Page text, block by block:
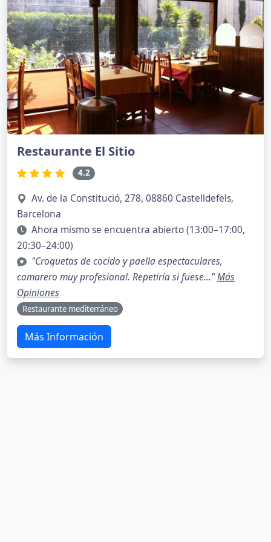
Restaurante El Sitio
4.2
Av. de la Constitució, 278, 08860 Castelldefels,
Barcelona
Ahora mismo se encuentra abierto (13:00–17:00,
20:30–24:00)
"Croquetas de cocido y paella espectaculares,
camarero muy profesional. Repetiría si fuese..."Más
Opiniones
Restaurante mediterráneo
Más Información